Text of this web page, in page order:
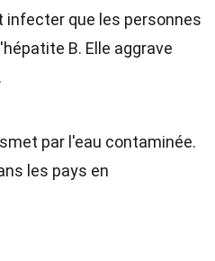
infecter que les personnes
B. Elle aggrave
par l'eau contaminée.
les pays en